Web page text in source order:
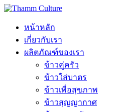
หน้าหลัก
เกี่ยวกับเรา
ผลิตภัณฑ์ของเรา
ข้าวคู่ครัว
ข้าวใส่บาตร
ข้าวเพื่อสุขภาพ
ข้าวสุญญากาศ